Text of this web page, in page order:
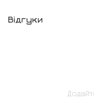
Відгуки